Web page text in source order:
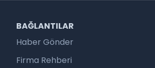
BAĞLANTILAR
Haber Gönder
Firma Rehberi